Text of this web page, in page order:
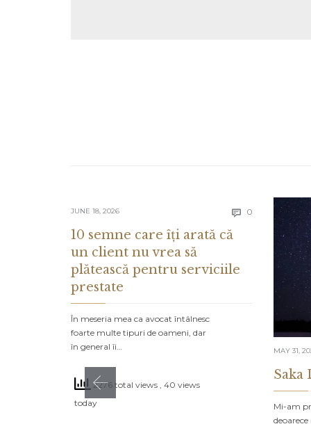
JUNE 18, 2026  0 Comments
10 semne care îți arată că
un client nu vrea să
plătească pentru serviciile
prestate
În meseria mea ca avocat întâlnesc
foarte multe tipuri de oameni, dar
în general îi…
2276 total views , 40 views
today
MAY 31,
Saka
Mi-am